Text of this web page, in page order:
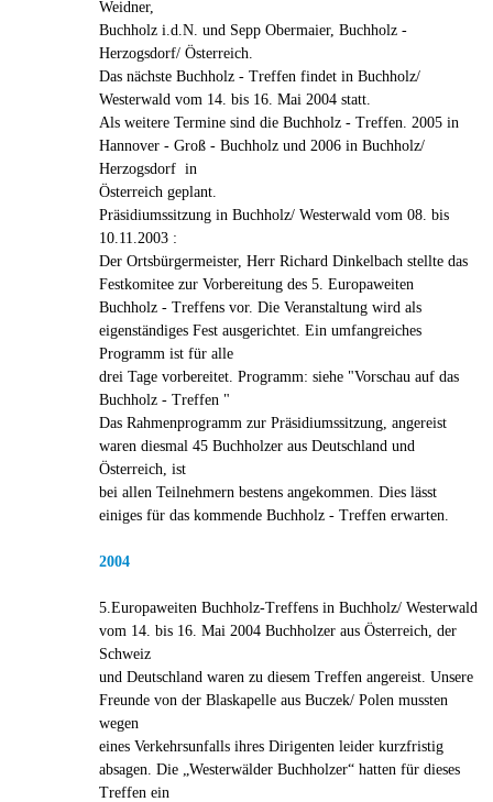
Weidner,
Buchholz i.d.N. und Sepp Obermaier, Buchholz -
Herzogsdorf/ Österreich.
Das nächste Buchholz - Treffen findet in Buchholz/
Westerwald vom 14. bis 16. Mai 2004 statt.
Als weitere Termine sind die Buchholz - Treffen. 2005 in
Hannover - Groß - Buchholz und 2006 in Buchholz/
Herzogsdorf in
Österreich geplant.
Präsidiumssitzung in Buchholz/ Westerwald vom 08. bis
10.11.2003 :
Der Ortsbürgermeister, Herr Richard Dinkelbach stellte das
Festkomitee zur Vorbereitung des 5. Europaweiten
Buchholz - Treffens vor. Die Veranstaltung wird als
eigenständiges Fest ausgerichtet. Ein umfangreiches
Programm ist für alle
drei Tage vorbereitet. Programm: siehe "Vorschau auf das
Buchholz - Treffen "
Das Rahmenprogramm zur Präsidiumssitzung, angereist
waren diesmal 45 Buchholzer aus Deutschland und
Österreich, ist
bei allen Teilnehmern bestens angekommen. Dies lässt
einiges für das kommende Buchholz - Treffen erwarten.
2004
5.Europaweiten Buchholz-Treffens in Buchholz/ Westerwald
vom 14. bis 16. Mai 2004 Buchholzer aus Österreich, der
Schweiz
und Deutschland waren zu diesem Treffen angereist. Unsere
Freunde von der Blaskapelle aus Buczek/ Polen mussten
wegen
eines Verkehrsunfalls ihres Dirigenten leider kurzfristig
absagen. Die „Westerwälder Buchholzer“ hatten für dieses
Treffen ein